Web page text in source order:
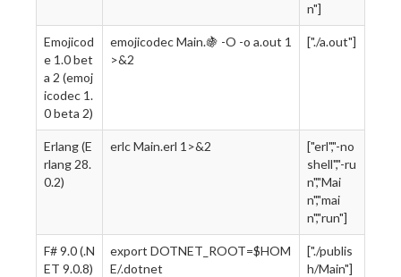
n"]
Emojicod
e 1.0 bet
a 2 (emoj
icodec 1.
0 beta 2)
emojicodec Main.🍇 -O -o a.out 1
>&2
["./a.out"]
Erlang (E
rlang 28.
0.2)
erlc Main.erl 1>&2
["erl","-no
shell","-ru
n","Mai
n","mai
n","run"]
F# 9.0 (.N
ET 9.0.8)
export DOTNET_ROOT=$HOM
E/.dotnet
["./publis
h/Main"]